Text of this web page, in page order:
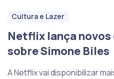
Cultura e Lazer
Netflix lança
sobre Simone Biles
A Netflix vai disponibilizar